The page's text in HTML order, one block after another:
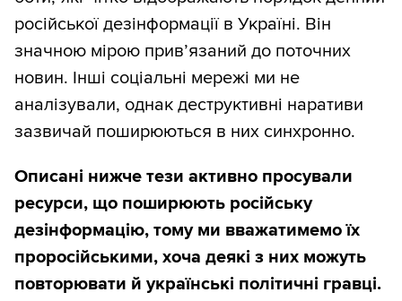
російської дезінформації в Україні. Він
значною мірою прив’язаний до поточних
новин. Інші соціальні мережі ми не
аналізували, однак деструктивні наративи
зазвичай поширюються в них синхронно.
Описані нижче тези активно просували
ресурси, що поширюють російську
дезінформацію, тому ми вважатимемо їх
проросійськими, хоча деякі з них можуть
повторювати й українські політичні гравці.